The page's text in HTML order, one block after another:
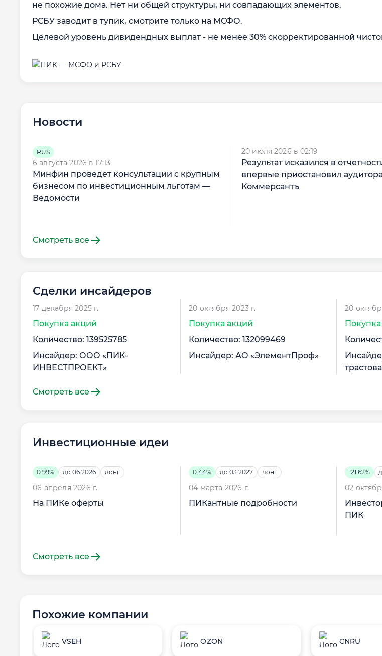
не похожие дома. Нет ни общей структуры, ни совпадающих элементов.
РСБУ заводит в тупик, смотрите только на МСФО.
Целевой уровень дивидендных выплат - не менее 30% скорректированной
Новости
RUS
6 августа 2026 в 17:13
Минфин проведет консультации с крупным
бизнесом по инвестиционным льготам —
Ведомости
20 июля 2026 в 02:19
Результат исказился в
впервые приостановил
Коммерсантъ
Смотреть все
Сделки инсайдеров
17 декабря 2025 г.
Покупка акций
Количество: 139525785
Инсайдер: ООО «ПИК-
ИНВЕСТПРОЕКТ»
20 октября 2023 г.
Покупка акций
Количество: 132099469
Инсайдер: АО «ЭлементПроф»
20
Смотреть все
Инвестиционные идеи
0.99% до 06.2026 лонг
06 апреля 2026 г.
На ПИКе оферты
0.44% до 03.2027 лонг
04 марта 2026 г.
ПИКантные подробности
121.62%
02
ПИК
Смотреть все
Похожие компании
VSEH OZON CNRU